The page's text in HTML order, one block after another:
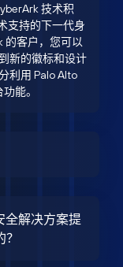
技术积
支持的下一代身
的客户，您可以
新的徽标和设计
利用 Palo Alto
能。
全解决方案提